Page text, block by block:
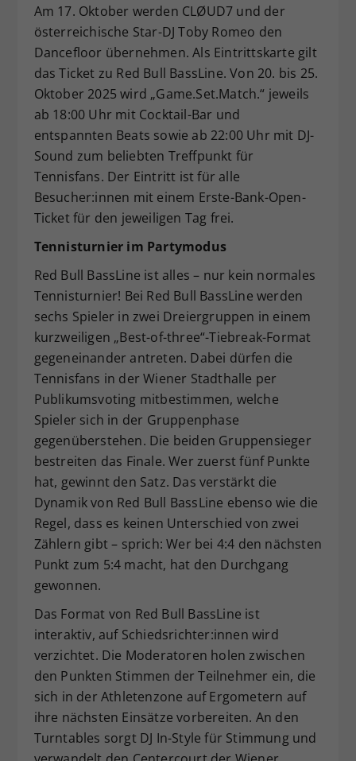
Am 17. Oktober werden CLØUD7 und der
österreichische Star-DJ Toby Romeo den
Dancefloor übernehmen. Als Eintrittskarte gilt
das Ticket zu Red Bull BassLine. Von 20. bis 25.
Oktober 2025 wird „Game.Set.Match.“ jeweils
ab 18:00 Uhr mit Cocktail-Bar und
entspannten Beats sowie ab 22:00 Uhr mit DJ-
Sound zum beliebten Treffpunkt für
Tennisfans. Der Eintritt ist für alle
Besucher:innen mit einem Erste-Bank-Open-
Ticket für den jeweiligen Tag frei.
Tennisturnier im Partymodus
Red Bull BassLine ist alles – nur kein normales
Tennisturnier! Bei Red Bull BassLine werden
sechs Spieler in zwei Dreiergruppen in einem
kurzweiligen „Best-of-three“-Tiebreak-Format
gegeneinander antreten. Dabei dürfen die
Tennisfans in der Wiener Stadthalle per
Publikumsvoting mitbestimmen, welche
Spieler sich in der Gruppenphase
gegenüberstehen. Die beiden Gruppensieger
bestreiten das Finale. Wer zuerst fünf Punkte
hat, gewinnt den Satz. Das verstärkt die
Dynamik von Red Bull BassLine ebenso wie die
Regel, dass es keinen Unterschied von zwei
Zählern gibt – sprich: Wer bei 4:4 den nächsten
Punkt zum 5:4 macht, hat den Durchgang
gewonnen.
Das Format von Red Bull BassLine ist
interaktiv, auf Schiedsrichter:innen wird
verzichtet. Die Moderatoren holen zwischen
den Punkten Stimmen der Teilnehmer ein, die
sich in der Athletenzone auf Ergometern auf
ihre nächsten Einsätze vorbereiten. An den
Turntables sorgt DJ In-Style für Stimmung und